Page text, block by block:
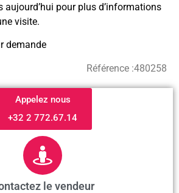
aujourd’hui pour plus d’informations
visite.
demande
Référence :480258
Appelez nous
+32 2 772.67.14
le vendeur